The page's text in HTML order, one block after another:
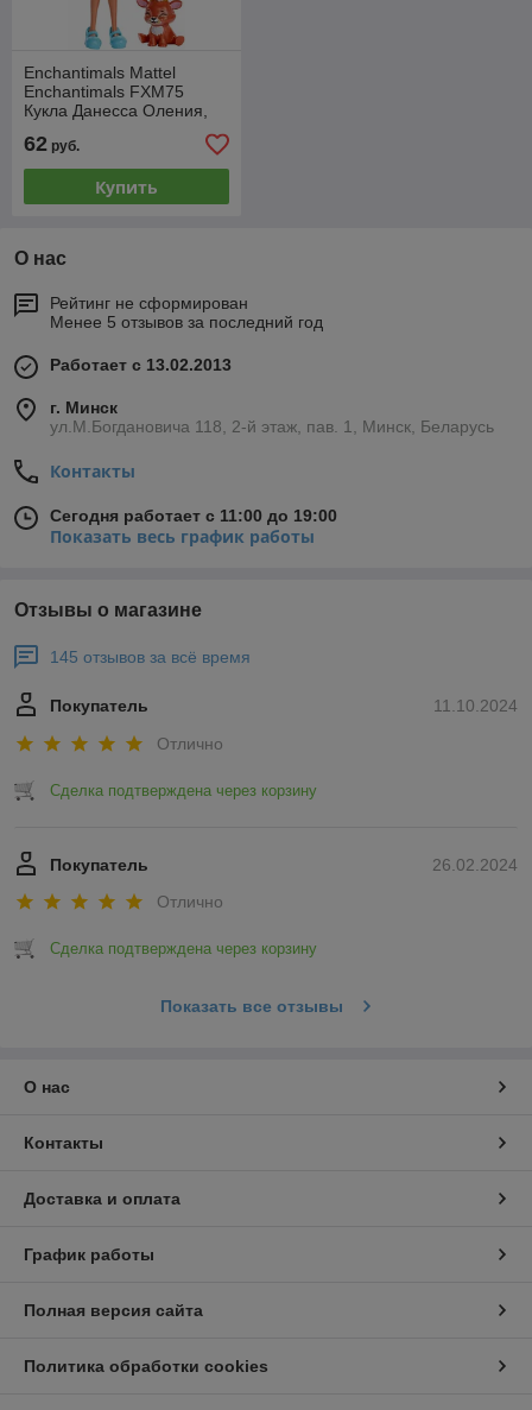
Enchantimals Mattel
Enchantimals FXM75
Кукла Данесса Оления,
62 руб.
Купить
О нас
Рейтинг не сформирован
Менее 5 отзывов за последний год
Работает с 13.02.2013
г. Минск
ул.М.Богдановича 118, 2-й этаж, пав. 1, Минск, Беларусь
Контакты
Сегодня работает с 11:00 до 19:00
Показать весь график работы
Отзывы о магазине
145 отзывов за всё время
11.10.2024
Покупатель
Отлично
Сделка подтверждена через корзину
26.02.2024
Покупатель
Отлично
Сделка подтверждена через корзину
Показать все отзывы
О нас
Контакты
Доставка и оплата
График работы
Полная версия сайта
Политика обработки cookies